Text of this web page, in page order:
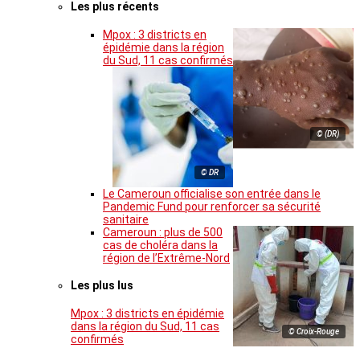
Les plus récents
© (DR)
Mpox : 3 districts en
épidémie dans la région
du Sud, 11 cas confirmés
© DR
Le Cameroun officialise son entrée dans le
Pandemic Fund pour renforcer sa sécurité
sanitaire
© Croix-Rouge
Cameroun : plus de 500
cas de choléra dans la
région de l’Extrême-Nord
Les plus lus
Mpox : 3 districts en épidémie
dans la région du Sud, 11 cas
confirmés